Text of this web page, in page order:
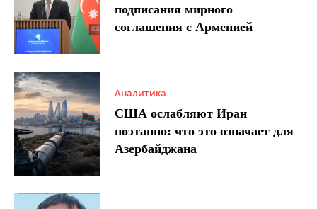
подписания мирного
соглашения с Арменией
Аналитика
США ослабляют Иран
поэтапно: что это означает для
Азербайджана